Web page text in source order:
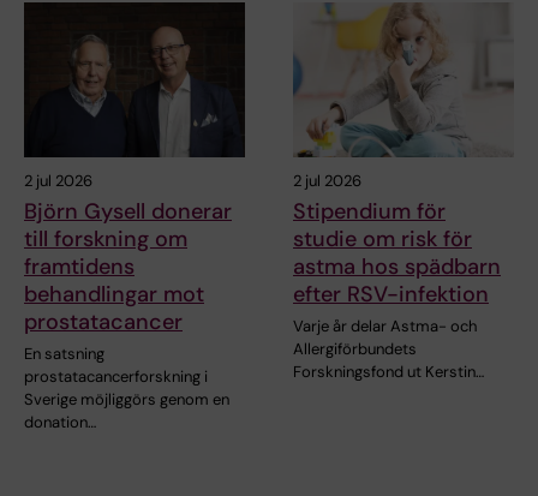
2 jul 2026
Björn Gysell donerar
till forskning om
framtidens
behandlingar mot
prostatacancer
En satsning
prostatacancerforskning i
Sverige möjliggörs genom en
donation…
2 jul 2026
Stipendium för
studie om risk för
astma hos spädbarn
efter RSV-infektion
Varje år delar Astma- och
Allergiförbundets
Forskningsfond ut Kerstin…